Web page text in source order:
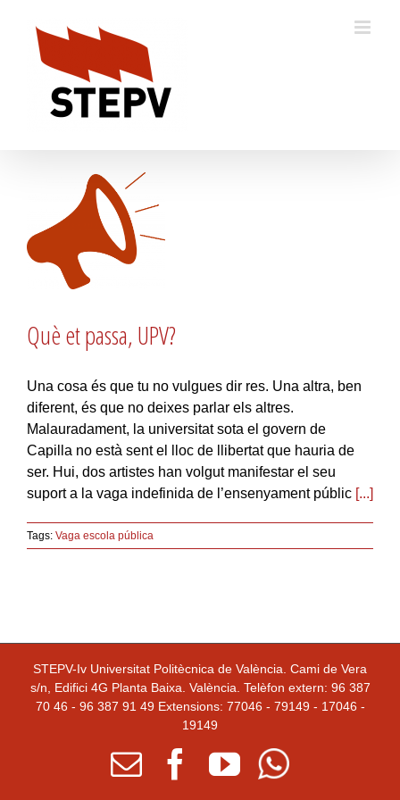
content
Què et passa, UPV?
Una cosa és que tu no vulgues dir res. Una altra, ben
diferent, és que no deixes parlar els altres.
Malauradament, la universitat sota el govern de
Capilla no està sent el lloc de llibertat que hauria de
ser. Hui, dos artistes han volgut manifestar el seu
suport a la vaga indefinida de l’ensenyament públic [...]
Tags: Vaga escola pública
STEPV-Iv Universitat Politècnica de València. Cami de Vera
s/n, Edifici 4G Planta Baixa. València. Telèfon extern: 96 387
70 46 - 96 387 91 49 Extensions: 77046 - 79149 - 17046 -
19149
Emailfacebook
youtube
Whatsapp